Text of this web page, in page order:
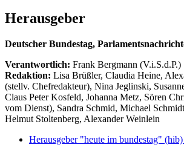
Herausgeber
Deutscher Bundestag,
Verantwortlich: Frank Bergmann (V.i.S.d.P.)
Redaktion: Lisa Brüßler, Claudia Heine,
(stellv. Chefredakteur), Nina Jeglinski,
Claus Peter Kosfeld, Johanna Metz, Sören
vom Dienst), Sandra Schmid, Michael
Helmut Stoltenberg, Alexander Weinlein
Herausgeber "heute im bundestag" (hib)